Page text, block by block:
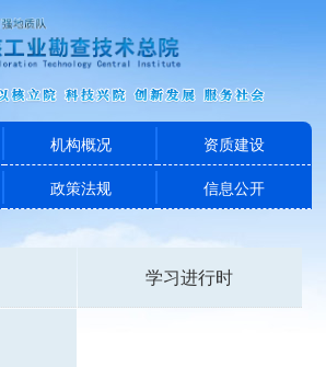
机构概况
资质建设
政策法规 信息公开
学习进行时